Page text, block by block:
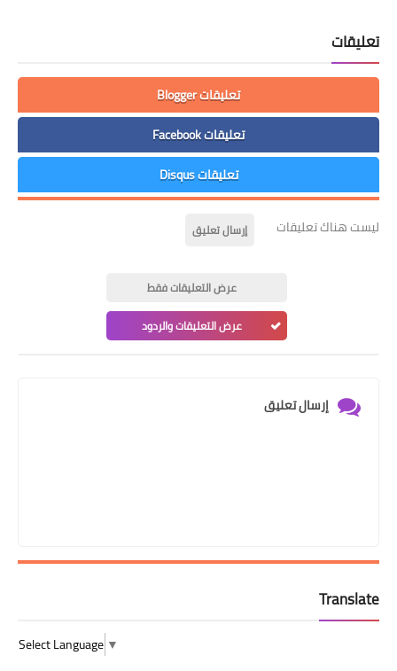
تعليقات
تعليقات Blogger
تعليقات Facebook
تعليقات Disqus
ليست هناك تعليقات إرسال تعليق
عرض التعليقات فقط
عرض التعليقات والردود
إرسال تعليق
Translate
Select Language ▼